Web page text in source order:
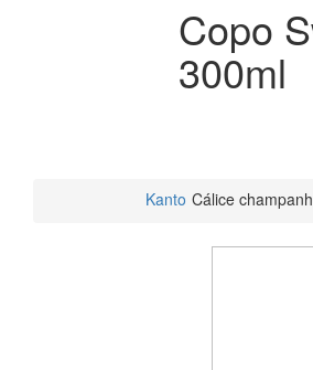
Copo
300ml
Kanto Cálice